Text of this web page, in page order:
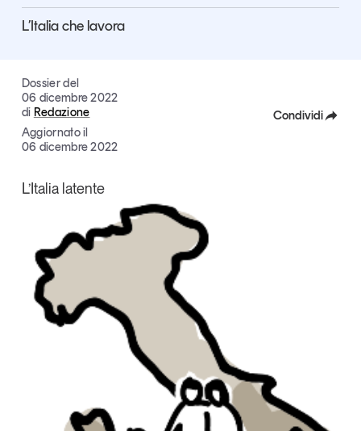
Comunicati stampa
Video
Podcast
Eventi e formazione
Tutti gli appuntamenti
Chi siamo
Newsletter
Contatti
Tendenze Journal
La nostra newsletter nella tua email
L’Italia che lavora
Dossier del
06 dicembre 2022
di Redazione
Aggiornato il
06 dicembre 2022
Condividi
L’Italia latente